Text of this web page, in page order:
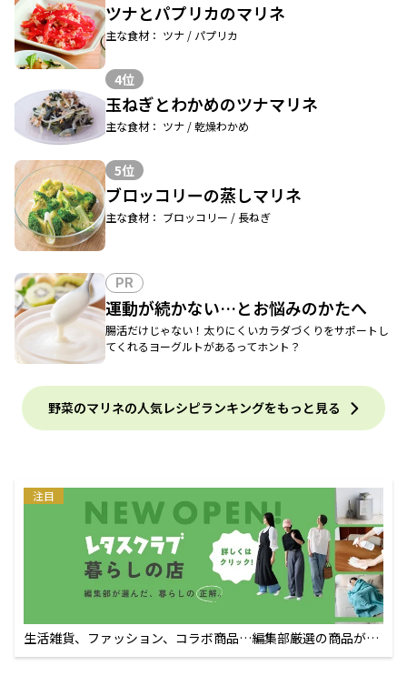
ツナとパプリカのマリネ
主な食材： ツナ / パプリカ
4位
玉ねぎとわかめのツナマリネ
主な食材： ツナ / 乾燥わかめ
5位
ブロッコリーの蒸しマリネ
主な食材： ブロッコリー / 長ねぎ
PR
運動が続かない…とお悩みのかたへ
腸活だけじゃない！太りにくいカラダづくりをサポートし
てくれるヨーグルトがあるってホント？
野菜のマリネの人気レシピランキングをもっと見る
注目
生活雑貨、ファッション、コラボ商品…編集部厳選の商品が買
えるECサイト